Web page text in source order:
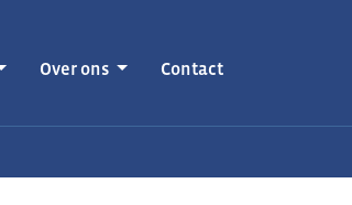
Over ons Contact